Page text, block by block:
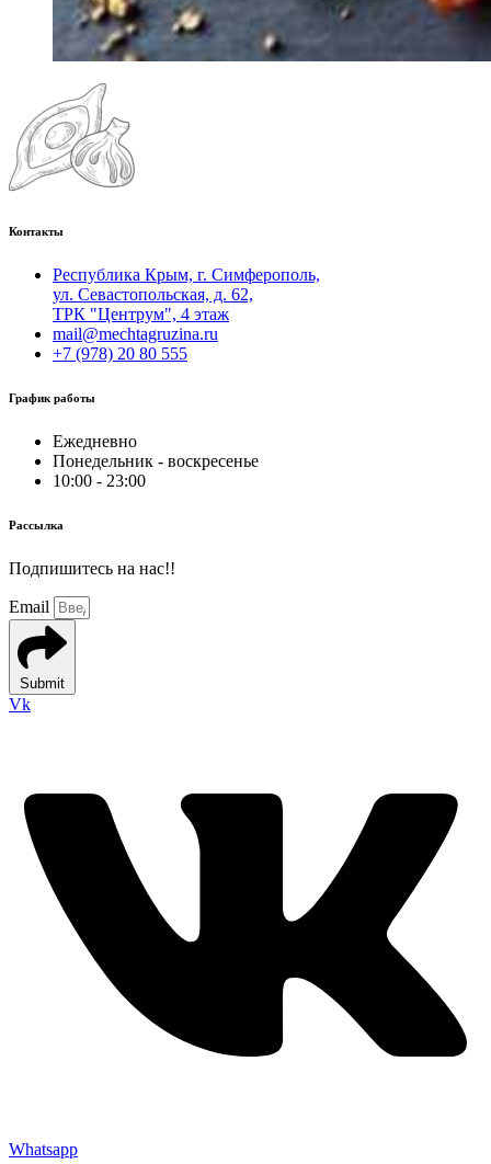
Контакты
Республика Крым, г. Симферополь,
ул. Севастопольская, д. 62,
ТРК "Центрум", 4 этаж
mail@mechtagruzina.ru
+7 (978) 20 80 555
График работы
Ежедневно
Понедельник - воскресенье
10:00 - 23:00
Рассылка
Подпишитесь на нас!!
Email
Submit
Vk
Whatsapp